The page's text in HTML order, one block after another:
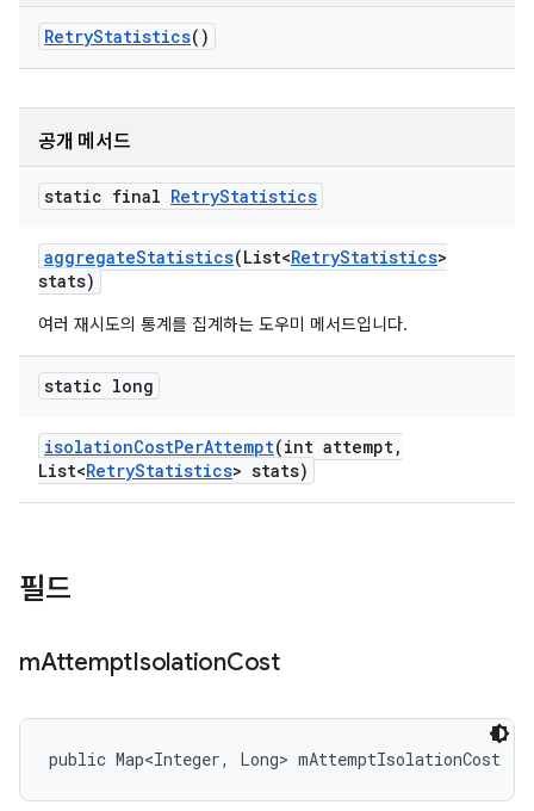
RetryStatistics()
공개 메서드
static final RetryStatistics
aggregateStatistics(List<RetryStatistics>
stats)
여러 재시도의 통계를 집계하는 도우미 메서드입니다.
static long
isolationCostPerAttempt(int attempt,
List<RetryStatistics> stats)
필드
mAttemptIsolationCost
public Map<Integer, Long> mAttemptIsolationCost